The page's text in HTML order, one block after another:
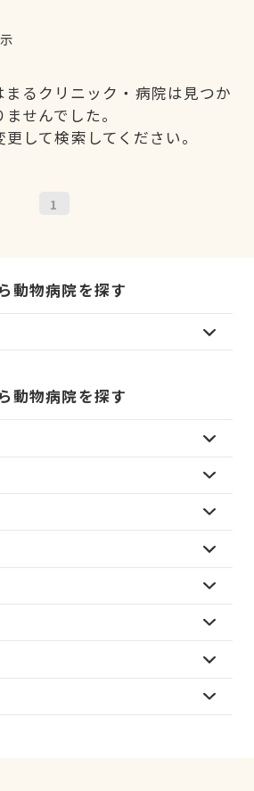
るクリニック・病院は見つか
ませんでした。
して検索してください。
1
動物病院を探す
動物病院を探す